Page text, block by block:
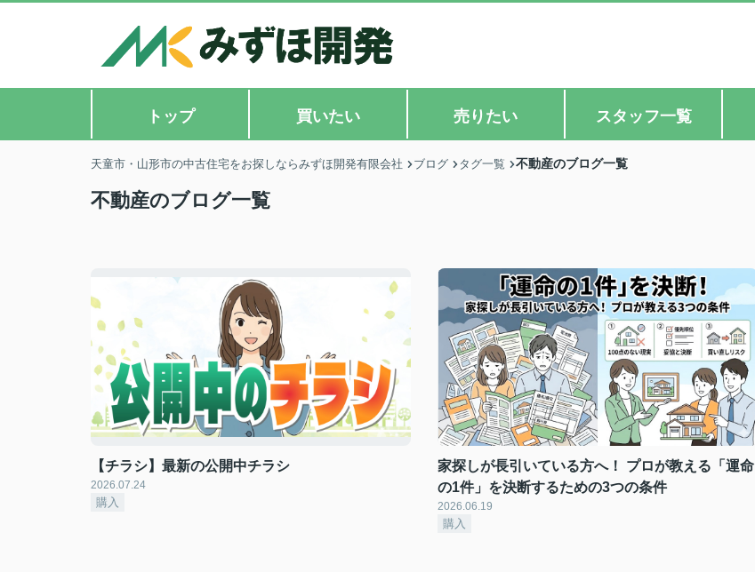
トップ 買いたい 売りたい スタッフ一覧
天童市・山形市の中古住宅をお探しならみずほ開発有限会社 ブログ タグ一覧 不動産のブログ一覧
不動産のブログ一覧
【チラシ】最新の公開中チラシ
2026.07.24
購入
家探しが長引いている方へ！ プロが教える「運命
の1件」を決断するための3つの条件
2026.06.19
購入